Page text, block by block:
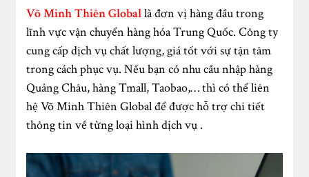
Võ Minh Thiên Globallà đơn vị hàng đầu trong
lĩnh vực vận chuyển hàng hóa Trung Quốc. Công ty
cung cấp dịch vụ chất lượng, giá tốt với sự tận tâm
trong cách phục vụ. Nếu bạn có nhu cầu nhập hàng
Quảng Châu, hàng Tmall, Taobao,… thì có thể liên
hệ Võ Minh Thiên Global để được hỗ trợ chi tiết
thông tin về từng loại hình dịch vụ .